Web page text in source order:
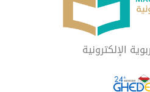
الإلكترونية